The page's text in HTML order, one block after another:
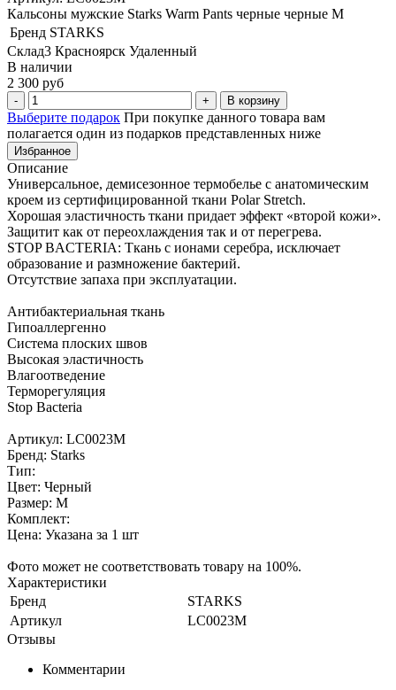
Кальсоны мужские Starks Warm Pants черные черные M
Бренд STARKS
Склад3 Красноярск Удаленный
В наличии
2 300 руб
В корзину
Выберите подарок При покупке данного товара вам
полагается один из подарков представленных ниже
Избранное
Описание
Универсальное, демисезонное термобелье с анатомическим
кроем из сертифицированной ткани Polar Stretch.
Хорошая эластичность ткани придает эффект «второй кожи».
Защитит как от переохлаждения так и от перегрева.
STOP BACTERIA: Ткань с ионами серебра, исключает
образование и размножение бактерий.
Отсутствие запаха при эксплуатации.
Антибактериальная ткань
Гипоаллергенно
Система плоских швов
Высокая эластичность
Влагоотведение
Терморегуляция
Stop Bacteria
Артикул: LC0023M
Бренд: Starks
Тип:
Цвет: Черный
Размер: M
Комплект:
Цена: Указана за 1 шт
Фото может не соответствовать товару на 100%.
Характеристики
Бренд
STARKS
Артикул
LC0023M
Отзывы
Комментарии